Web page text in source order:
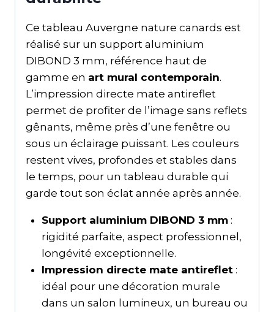
Ce tableau Auvergne nature canards est
réalisé sur un support aluminium
DIBOND 3 mm, référence haut de
gamme en art mural contemporain.
L’impression directe mate antireflet
permet de profiter de l’image sans reflets
gênants, même près d’une fenêtre ou
sous un éclairage puissant. Les couleurs
restent vives, profondes et stables dans
le temps, pour un tableau durable qui
garde tout son éclat année après année.
Support aluminium DIBOND 3 mm:
rigidité parfaite, aspect professionnel,
longévité exceptionnelle.
Impression directe mate antireflet:
idéal pour une décoration murale
dans un salon lumineux, un bureau ou